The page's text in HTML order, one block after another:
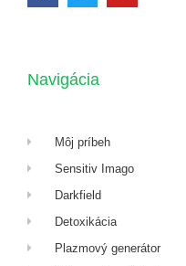
Navigácia
Môj príbeh
Sensitiv Imago
Darkfield
Detoxikácia
Plazmový generátor